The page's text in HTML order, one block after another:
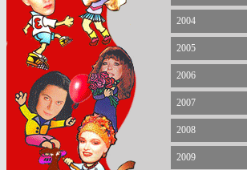
2004
2005
2006
2007
2008
2009